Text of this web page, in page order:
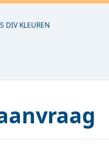
DIV KLEUREN